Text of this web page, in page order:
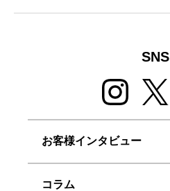
SNS
お客様インタビュー
コラム